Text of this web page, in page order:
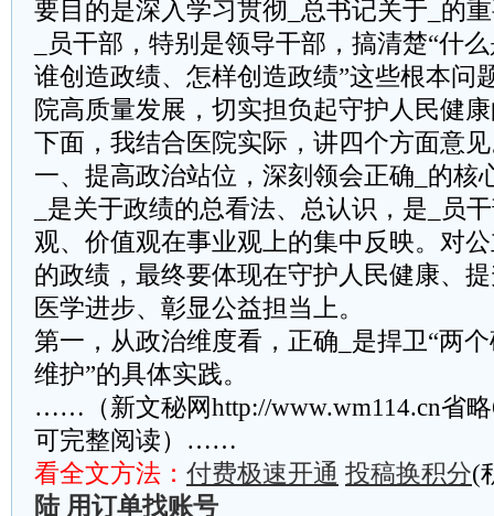
要目的是深入学习贯彻_总书记关于_的
_员干部，特别是领导干部，搞清楚“什
谁创造政绩、怎样创造政绩”这些根本问
院高质量发展，切实担负起守护人民健
下面，我结合医院实际，讲四个方面意
一、提高政治站位，深刻领会正确_的核
_是关于政绩的总看法、总认识，是_员
观、价值观在事业观上的集中反映。对
的政绩，最终要体现在守护人民健康、
医学进步、彰显公益担当上。
第一，从政治维度看，正确_是捍卫“两
维护”的具体实践。
……（新文秘网http://www.wm114.cn省
可完整阅读）……
看全文方法： 付费极速开通 投稿换积分(
陆 用订单找账号